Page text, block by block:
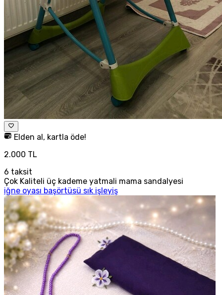
Elden al, kartla öde!
2.000 TL
6 taksit
Çok Kaliteli üç kademe yatmali mama sandalyesi
iğne oyası başörtüsü sık işleyiş